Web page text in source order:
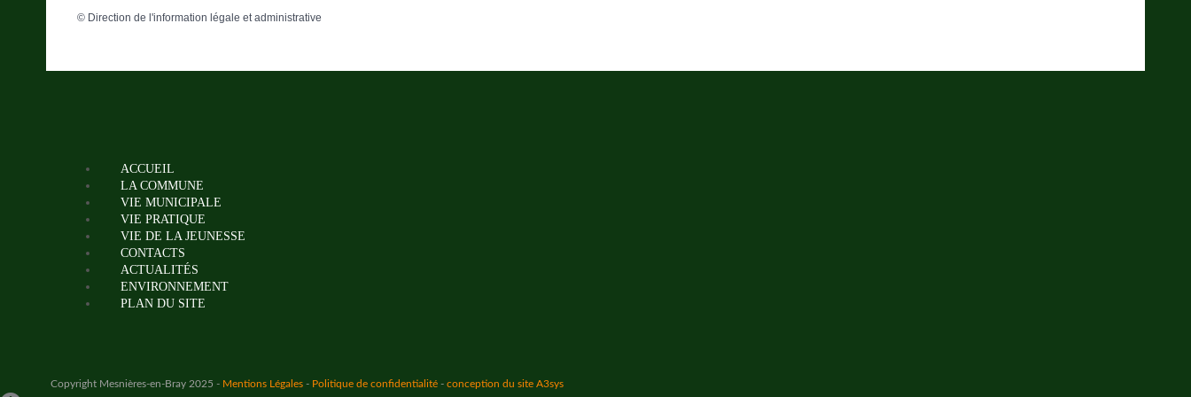
© Direction de l'information légale et administrative
ACCUEIL
LA COMMUNE
VIE MUNICIPALE
VIE PRATIQUE
VIE DE LA JEUNESSE
CONTACTS
ACTUALITÉS
ENVIRONNEMENT
PLAN DU SITE
Copyright Mesnières-en-Bray 2025 - Mentions Légales - Politique de confidentialité - conception du site A3sys